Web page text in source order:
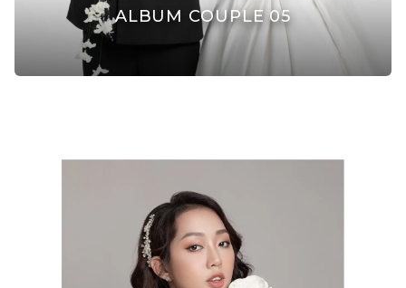
ALBUM COUPLE 05